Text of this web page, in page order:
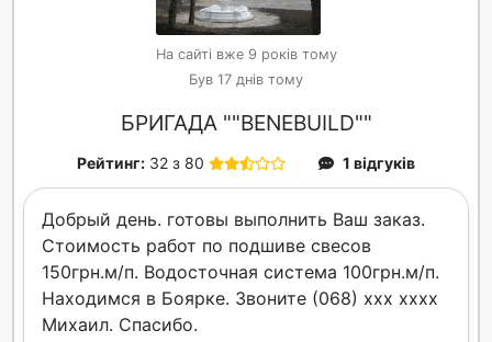
На сайті вже 9 років тому
Був 17 днів тому
БРИГАДА ""BENEBUILD""
Рейтинг: 32 з 80 1 відгуків
Добрый день. готовы выполнить Ваш заказ.
Стоимость работ по подшиве свесов
150грн.м/п. Водосточная система 100грн.м/п.
Находимся в Боярке. Звоните (068) xxx xxxx
Михаил. Спасибо.